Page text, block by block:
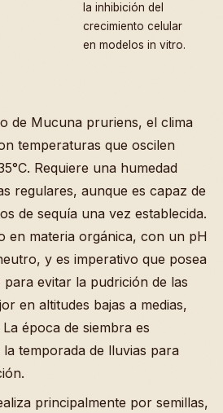
la inhibición del
crecimiento celular
en modelos in vitro.
de Mucuna pruriens, el clima
temperaturas que oscilen
Requiere una humedad
regulares, aunque es capaz de
de sequía una vez establecida.
en materia orgánica, con un pH
y es imperativo que posea
evitar la pudrición de las
en altitudes bajas a medias,
época de siembra es
temporada de lluvias para
principalmente por semillas,